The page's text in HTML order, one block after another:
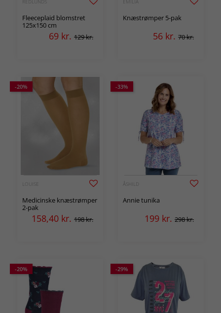
REDLUNDS
Fleeceplaid blomstret
125x150 cm
69 kr. 129 kr.
EMILIA
Knæstrømper 5-pak
56 kr. 70 kr.
-20%
LOUISE
Medicinske knæstrømper
2-pak
158,40 kr. 198 kr.
-33%
ÅSHILD
Annie tunika
199 kr. 298 kr.
-20% -29%